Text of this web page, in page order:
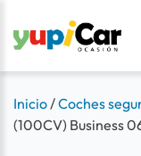
Inicio/Coches
(100CV) Business